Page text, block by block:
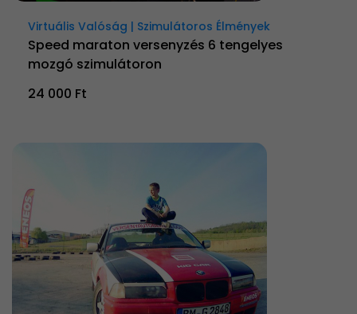
Virtuális Valóság | Szimulátoros Élmények
Speed maraton versenyzés 6 tengelyes
mozgó szimulátoron
24 000 Ft